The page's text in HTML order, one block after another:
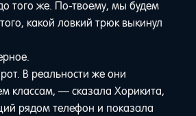
того же. По-твоему, мы будем
какой ловкий трюк выкинул
В реальности же они
классам, — сказала Хорикита,
рядом телефон и показала